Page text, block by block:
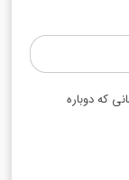
که دوباره